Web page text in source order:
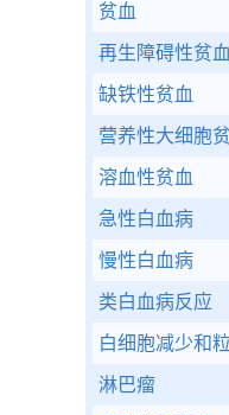
贫血
再生障碍性贫血
缺铁性贫血
营养性大细胞
溶血性贫血
急性白血病
慢性白血病
类白血病反应
白细胞减少和
淋巴瘤